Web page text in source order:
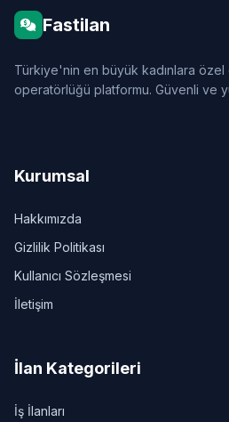
Fastilan
Türkiye'nin en büyük kadınlara
operatörlüğü platformu. Güvenli ve
Kurumsal
Hakkımızda
Gizlilik Politikası
Kullanıcı Sözleşmesi
İletişim
İlan Kategorileri
İş İlanları